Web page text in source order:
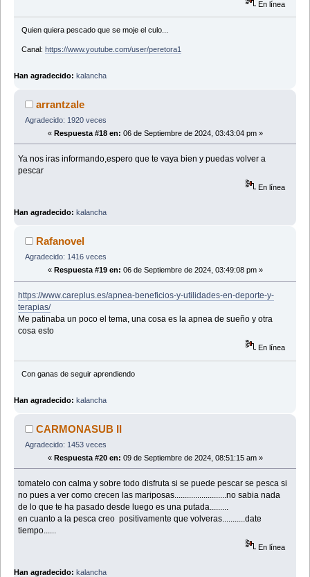
En línea
Quien quiera pescado que se moje el culo...
Canal: https://www.youtube.com/user/peretora1
Han agradecido: kalancha
arrantzale
Agradecido: 1920 veces
« Respuesta #18 en: 06 de Septiembre de 2024, 03:43:04 pm »
Ya nos iras informando,espero que te vaya bien y puedas volver a
pescar
En línea
Han agradecido: kalancha
Rafanovel
Agradecido: 1416 veces
« Respuesta #19 en: 06 de Septiembre de 2024, 03:49:08 pm »
https://www.careplus.es/apnea-beneficios-y-utilidades-en-deporte-y-
terapias/
Me patinaba un poco el tema, una cosa es la apnea de sueño y otra
cosa esto
En línea
Con ganas de seguir aprendiendo
Han agradecido: kalancha
CARMONASUB II
Agradecido: 1453 veces
« Respuesta #20 en: 09 de Septiembre de 2024, 08:51:15 am »
tomatelo con calma y sobre todo disfruta si se puede pescar se pesca si
no pues a ver como crecen las mariposas.........................no sabia nada
de lo que te ha pasado desde luego es una putada.........
en cuanto a la pesca creo positivamente que volveras...........date
tiempo......
En línea
Han agradecido: kalancha